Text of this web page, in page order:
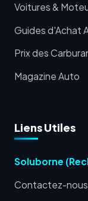
Voitures &
Guides d'Achat
Prix des
Magazine Auto
Liens Utiles
Soluborne
Contactez-nous